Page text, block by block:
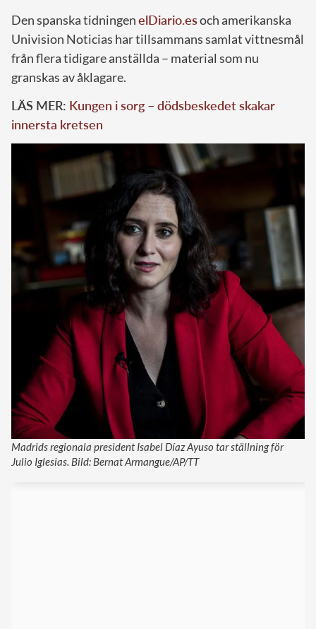
Den spanska tidningenelDiario.esoch amerikanska
Univision Noticias har tillsammans samlat vittnesmål
från flera tidigare anställda – material som nu
granskas av åklagare.
LÄS MER: Kungen i sorg – dödsbeskedet skakar
innersta kretsen
Madrids regionala president Isabel Díaz Ayuso tar ställning för
Julio Iglesias. Bild: Bernat Armangue/AP/TT